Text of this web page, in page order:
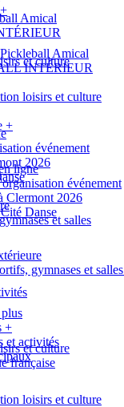
Amical
et culture
événement
2026
et salles
et culture
française
+
Amical
INTÉRIEUR
loisirs et culture
+
ligne
événement
Clermont 2026
Danse
gymnases et salles
+
et activités
loisirs et culture